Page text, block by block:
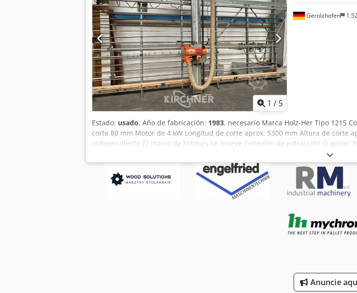
1 / 5
Gerolzhofen
Estado: usado, Año de fabricación: 1983, necesario Marca Holz-Her Tipo 1215
corte 80 mm Motor de 4 kW Longitud de corte aprox. 5300 mm Altura de corte
independiente El marco de listones se mueve Conexión de extracción D aprox.
2700 mm Codjvwfnpepfx Akajrf Peso aproximado 1000 kg Carga total
carga libre, sin embalaje Entrega en el estado actual tal y como se inspeccionó
Anuncie